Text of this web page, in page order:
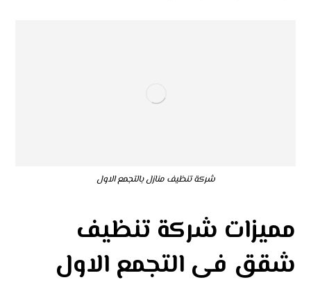
شركة تنظيف منازل بالتجمع الاول
مميزات شركة تنظيف
شقق فى التجمع الاول